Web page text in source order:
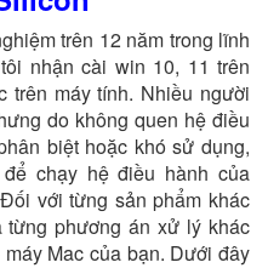
trên 12 năm trong lĩnh
nhận cài win 10, 11 trên
trên máy tính. Nhiều người
do không quen hệ điều
biệt hoặc khó sử dụng,
chạy hệ điều hành của
với từng sản phẩm khác
phương án xử lý khác
Mac của bạn. Dưới đây